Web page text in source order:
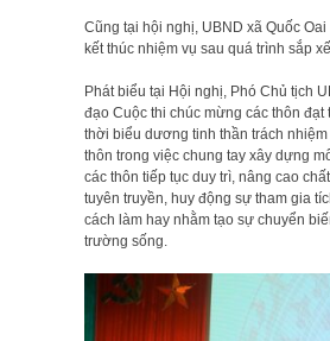
Cũng tại hội nghị, UBND xã Quốc
kết thúc nhiệm vụ sau quá trình sắp
Phát biểu tại Hội nghị, Phó Chủ tịch
đạo Cuộc thi chúc mừng các thôn
thời biểu dương tinh thần trách
thôn trong việc chung tay xây dựng
các thôn tiếp tục duy trì, nâng cao
tuyên truyền, huy động sự tham gia
cách làm hay nhằm tạo sự chuyển
trường sống.